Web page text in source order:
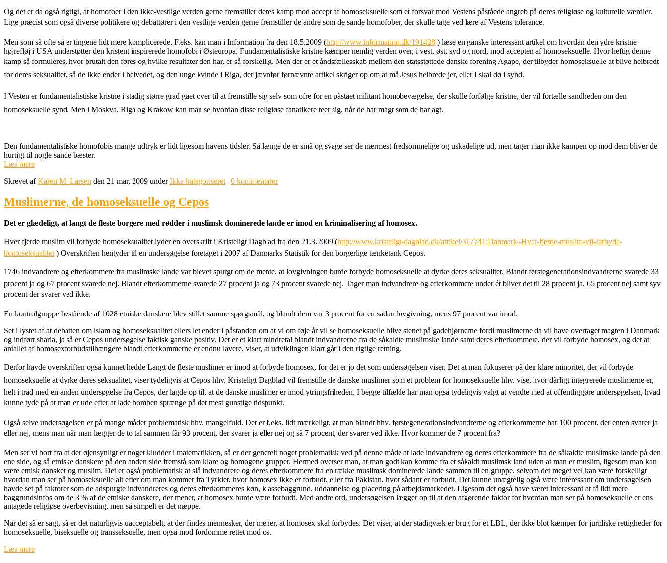
Og det er da også rigtigt, at homofoer i den ikke-vestlige verden gerne fremstiller deres kamp mod accept af homoseksuelle som et forsvar mod Vestens påståede angreb på deres religiøse og kulturelle værdier.
Lige præcist som også diverse politikere og debattører i den vestlige verden gerne fremstiller de andre som de sande homofober, der skulle tage ved lære af Vestens tolerance.
Men som så ofte så er tingene lidt mere komplicerede. F.eks. kan man i Information fra den 18.5.2009 (http://www.information.dk/191428 ) læse en ganske interessant artikel om hvordan den ydre kristne
højrefløj i USA understøtter den kristent inspirerede homofobi i Østeuropa. Fundamentalistiske kristne kæmper nemlig verden over, i vest, øst, syd og nord, mod accepten af homoseksuelle. Hvor heftig denne
kamp så formuleres, hvor brutalt den føres og hvilke resultater den har, er så forskellig. Men der er et åndsfællesskab mellem den statsstøttede danske forening Agape, der tilbyder homoseksuelle at blive helbredt
for deres seksualitet, så de ikke ender i helvedet, og den unge kvinde i Riga, der jævnfør førnævnte artikel skriger op om at må Jesus helbrede jer, eller I skal dø i synd.
I Vesten er fundamentalistiske kristne i stadig større grad gået over til at fremstille sig selv som ofre for en påstået militant homobevægelse, der skulle forfølge kristne, der vil fortælle sandheden om den
homoseksuelle synd. Men i Moskva, Riga og Krakow kan man se hvordan disse religiøse fanatikere teer sig, når de har magt som de har agt.
Den fundamentalistiske homofobis mange udtryk er lidt ligesom havens tidsler. Så længe de er små og svage ser de nærmest fredsommelige og uskadelige ud, men tager man ikke kampen op mod dem bliver de
hurtigt til nogle sande bæster.
Læs mere
Skrevet afKaren M. Larsen den 21 mar, 2009 underIkke kategoriseret| 0 kommentarer
Muslimerne, de homoseksuelle og Cepos
Det er glædeligt, at langt de fleste borgere med rødder i muslimsk dominerede lande er imod en kriminalisering af homosex.
Hver fjerde muslim vil forbyde homoseksualitet lyder en overskrift i Kristeligt Dagblad fra den 21.3.2009 (http://www.kristeligt-dagblad.dk/artikel/317741:Danmark–Hver-fjerde-muslim-vil-forbyde-
homoseksualitet ) Overskriften hentyder til en undersøgelse foretaget i 2007 af Danmarks Statistik for den borgerlige tænketank Cepos.
1746 indvandrere og efterkommere fra muslimske lande var blevet spurgt om de mente, at lovgivningen burde forbyde homoseksuelle at dyrke deres seksualitet. Blandt førstegenerationsindvandrerne svarede 33
procent ja og 67 procent svarede nej. Blandt efterkommerne svarede 27 procent ja og 73 procent svarede nej. Tager man indvandrere og efterkommere under ét bliver det til 28 procent ja, 65 procent nej samt syv
procent der svarer ved ikke.
En kontrolgruppe bestående af 1028 etniske danskere blev stillet samme spørgsmål, og blandt dem var 3 procent for en sådan lovgivning, mens 97 procent var imod.
Set i lystet af at debatten om islam og homoseksualitet ellers let ender i påstanden om at vi om føje år vil se homoseksuelle blive stenet på gadehjørnerne fordi muslimerne da vil have overtaget magten i Danmark
og indført sharia, ja så er Cepos undersøgelse faktisk ganske positiv. Det er et klart mindretal blandt indvandrerne fra de såkaldte muslimske lande samt deres efterkommere, der vil forbyde homosex, og det at
antallet af homosexforbudstilhængere blandt efterkommerne er endnu lavere, viser, at udviklingen klart går i den rigtige retning.
Derfor havde overskriften også kunnet hedde Langt de fleste muslimer er imod at forbyde homosex, for det er jo det som undersøgelsen viser. Det at man fokuserer på den klare minoritet, der vil forbyde
homoseksuelle at dyrke deres seksualitet, viser tydeligvis at Cepos hhv. Kristeligt Dagblad vil fremstille de danske muslimer som et problem for homoseksuelle hhv. vise, hvor dårligt integrerede muslimerne er,
helt i tråd med en anden undersøgelse fra Cepos, der lagde op til, at de danske muslimer er imod ytringsfriheden. I begge tilfælde har man også tydeligvis valgt at vendte med at offentliggøre undersøgelsen, hvad
kunne tyde på at man er ude efter at lade bomben sprænge på det mest gunstige tidspunkt.
Også selve undersøgelsen er på mange måder problematisk hhv. mangelfuld. Det er f.eks. lidt mærkeligt, at man blandt hhv. førstegenerationsindvandrerne og efterkommerne har 100 procent, der enten svarer ja
eller nej, mens man når man lægger de to tal sammen får 93 procent, der svarer ja eller nej og så 7 procent, der svarer ved ikke. Hvor kommer de 7 procent fra?
Men ser vi bort fra at der øjensynligt er noget kludder i matematikken, så er der generelt noget problematisk ved på denne måde at lade indvandrere og deres efterkommere fra de såkaldte muslimske lande på den
ene side, og så etniske danskere på den anden side fremstå som klare og homogene grupper. Hermed overser man, at man godt kan komme fra et såkaldt muslimsk land uden at man er muslim, ligesom man kan
være etnisk dansker og muslim. Det er også problematisk at slå indvandrere og deres efterkommere fra en række muslimsk dominerede lande sammen til en gruppe, selvom det meget vel kan være forskelligt
hvordan man ser på homoseksuelle alt efter om man kommer fra Tyrkiet, hvor homosex ikke er forbudt, eller fra Pakistan, hvor sådant er forbudt. Det kunne unægtelig også være interessant om undersøgelsen
havde set på faktorer som de adspurgte indvandreres og deres efterkommeres køn, klassebaggrund, uddannelse og placering på arbejdsmarkedet. Ligesom det også have været interessant at få lidt mere
baggrundsinfos om de 3 % af de etniske danskere, der mener, at homosex burde være forbudt. Med andre ord, undersøgelsen lægger op til at den afgørende faktor for hvordan man ser på homoseksuelle er ens
antagede religiøse overbevisning, men så simpelt er det næppe.
Når det så er sagt, så er det naturligvis uacceptabelt, at der findes mennesker, der mener, at homosex skal forbydes. Det viser, at der stadigvæk er brug for et LBL, der ikke blot kæmper for juridiske rettigheder for
homoseksuelle, biseksuelle og transseksuelle, men også mod fordomme rettet mod os.
Læs mere